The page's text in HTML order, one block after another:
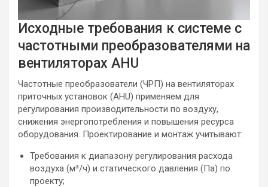
Исходные требования к системе с
частотными преобразователями на
вентиляторах AHU
Частотные преобразователи (ЧРП) на вентиляторах
приточных установок (AHU) применяем для
регулирования производительности по воздуху,
снижения энергопотребления и повышения ресурса
оборудования. Проектирование и монтаж учитывают:
Требования к диапазону регулирования расхода
воздуха (м³/ч) и статического давления (Па) по
проекту;